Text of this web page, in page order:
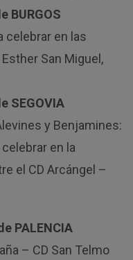
BURGOS
celebrar en las
San Miguel,
SEGOVIA
y Benjamines:
en la
el CD Arcángel –
PALENCIA
– CD San Telmo